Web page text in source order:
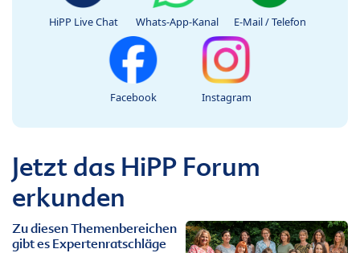
HiPP Live Chat Whats-App-Kanal E-Mail / Telefon
Facebook Instagram
Jetzt das HiPP Forum
erkunden
Zu diesen Themenbereichen
gibt es Expertenratschläge